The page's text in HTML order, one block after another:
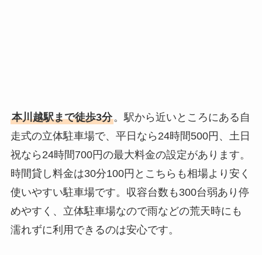
本川越駅まで徒歩3分。駅から近いところにある自
走式の立体駐車場で、平日なら24時間500円、土日
祝なら24時間700円の最大料金の設定があります。
時間貸し料金は30分100円とこちらも相場より安く
使いやすい駐車場です。収容台数も300台弱あり停
めやすく、立体駐車場なので雨などの荒天時にも
濡れずに利用できるのは安心です。